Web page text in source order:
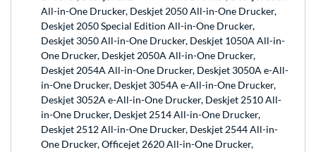
All-in-One Drucker, Deskjet 2050 All-in-One Drucker,
Deskjet 2050 Special Edition All-in-One Drucker,
Deskjet 3050 All-in-One Drucker, Deskjet 1050A All-in-
One Drucker, Deskjet 2050A All-in-One Drucker,
Deskjet 2054A All-in-One Drucker, Deskjet 3050A e-All-
in-One Drucker, Deskjet 3054A e-All-in-One Drucker,
Deskjet 3052A e-All-in-One Drucker, Deskjet 2510 All-
in-One Drucker, Deskjet 2514 All-in-One Drucker,
Deskjet 2512 All-in-One Drucker, Deskjet 2544 All-in-
One Drucker, Officejet 2620 All-in-One Drucker,